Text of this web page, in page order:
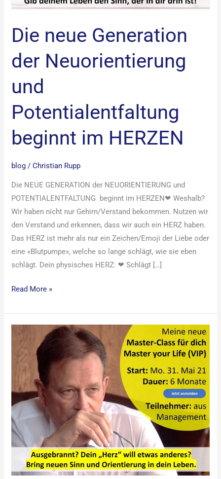
Die neue Generation
der Neuorientierung
und
Potentialentfaltung
beginnt im HERZEN
blog /Christian Rupp
Die NEUE GENERATION der NEUORIENTIERUNG und
POTENTIALENTFALTUNG beginnt im HERZEN❤ Weshalb?
Wir haben nicht nur Gehirn/Verstand bekommen. Nutzen wir
den Verstand und erkennen, dass wir auch ein HERZ haben.
Das HERZ ist mehr als nur ein Zeichen/Emoji der Liebe oder
eine «Blutpumpe», welche so lange schlägt, wie sie eben
schlägt. Dein physisches HERZ: ❤ Schlägt […]
HERZEN
Read More »
Master-
Class
Unternehmer:Innen
Manager:Innen
2023